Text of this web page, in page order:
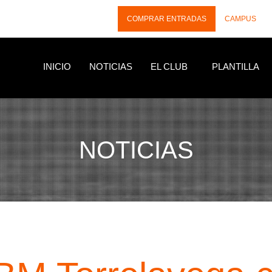
COMPRAR ENTRADAS CAMPUS
INICIO NOTICIAS EL CLUB PLANTILLA
NOTICIAS